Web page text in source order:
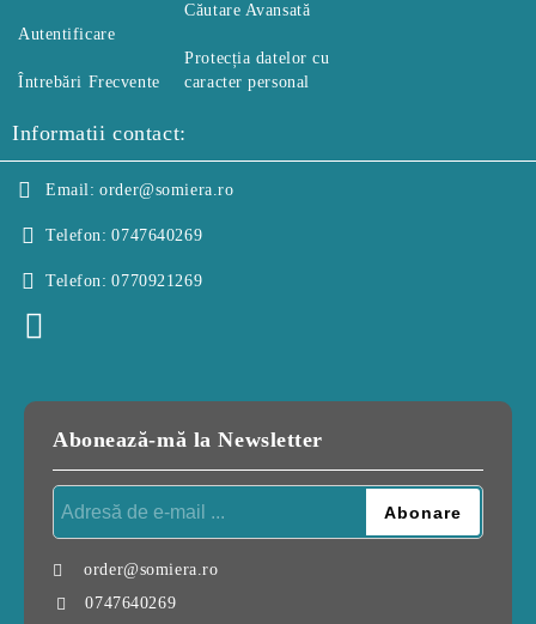
Autentificare
Întrebări Frecvente
Căutare Avansată
Protecția datelor cu
caracter personal
Informatii contact:
Email: order@somiera.ro
Telefon: 0747640269
Telefon: 0770921269
Abonează-mă la Newsletter
order@somiera.ro
0747640269